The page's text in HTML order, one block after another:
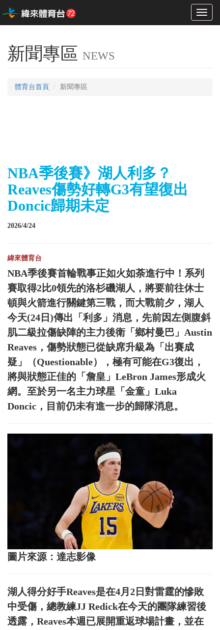
Toggle
新聞專區 NEWS
體育台首頁 新聞專區
NBA季後賽》湖人利多？
Reaves傷勢好轉G3有望復出
Doncic歸期未定
2026/4/24
緯來體育台
NBA季後賽首輪戰事正如火如荼進行中！系列
賽取得2比0領先的洛杉磯湖人，將要前往休士
頓與火箭進行關鍵第三戰，而大戰前夕，湖人
今天(24日)傳出「利多」消息，先前因左側腹斜
肌二級拉傷缺陣的主力後衛「鄉村曼巴」Austin
Reaves，傷勢狀態已從缺席升級為「出賽成
疑」（Questionable），極有可能在G3復出，
將與狀態正佳的「詹皇」LeBron James形成火
網。至於另一名主力球星「金童」Luka
Doncic，目前仍未有進一步的歸隊消息。
圖片來源：達志影像
湖人得分好手Reaves是在4月2日對雷霆的慘敗
中受傷，總教練JJ Redick在今天的團隊練習後
透露，Reaves本週已展開重返球場計畫，並在